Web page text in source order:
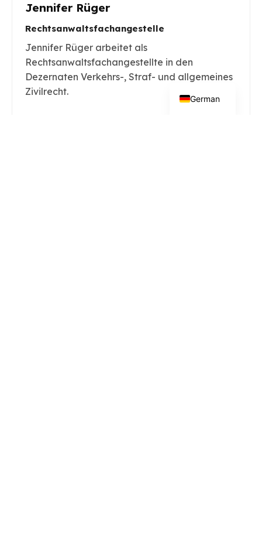
Jennifer Rüger
Rechtsanwaltsfachangestelle
Jennifer Rüger arbeitet als
Rechtsanwaltsfachangestellte in den
Dezernaten Verkehrs-, Straf- und allgemeines
Zivilrecht.
German